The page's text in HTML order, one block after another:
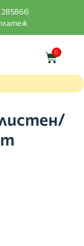
285866
0